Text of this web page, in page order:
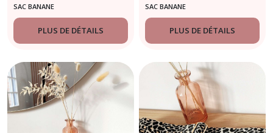
SAC BANANE
PLUS DE DÉTAILS
SAC BANANE
PLUS DE DÉTAILS